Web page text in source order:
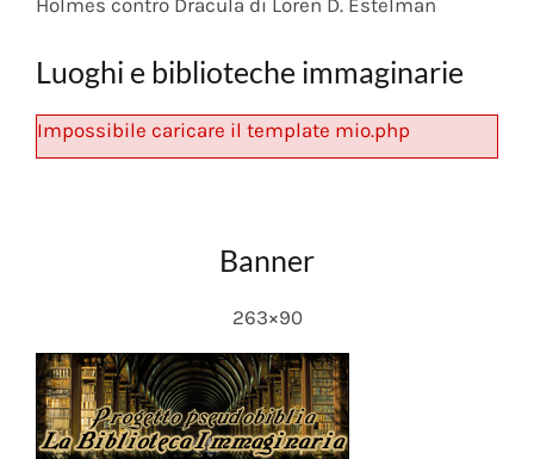
Luoghi e biblioteche immaginarie
Impossibile caricare il template mio.php
Banner
263×90